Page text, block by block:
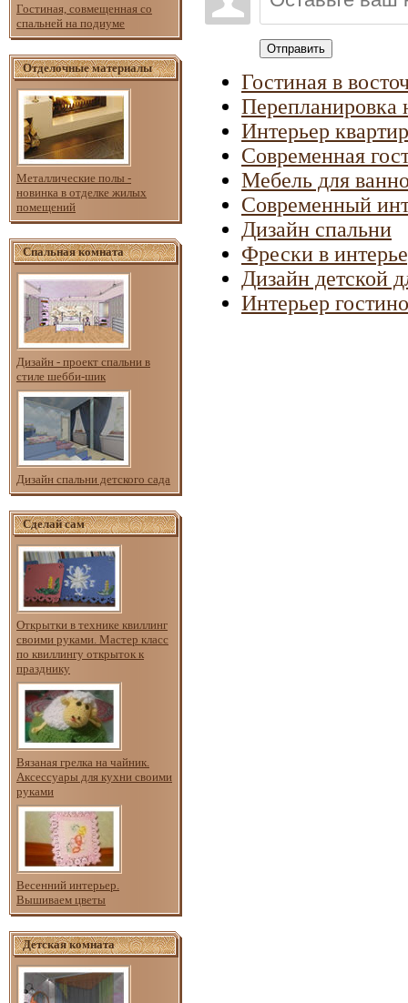
Гостиная, совмещенная со
спальней на подиуме
Отделочные материалы
Металлические полы -
новинка в отделке жилых
помещений
Спальная комната
Дизайн - проект спальни в
стиле шебби-шик
Дизайн спальни детского сада
Сделай сам
Открытки в технике квиллинг
своими руками. Мастер класс
по квиллингу открыток к
празднику
Вязаная грелка на чайник.
Аксессуары для кухни своими
руками
Весенний интерьер.
Вышиваем цветы
Детская комната
Отправить
Гостиная в
Перепланировка
Интерьер
Современная
Мебель для
Современный
Дизайн спальни
Фрески в
Дизайн детской
Интерьер